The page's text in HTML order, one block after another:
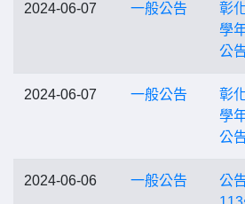
2024-06-07 一般公告
彰
學
公
2024-06-07 一般公告
彰
學
公
2024-06-06 一般公告
公